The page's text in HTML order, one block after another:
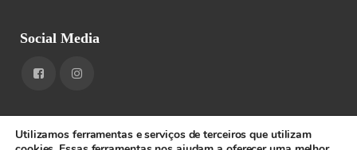
Social Media
Utilizamos ferramentas e serviços de terceiros que utilizam